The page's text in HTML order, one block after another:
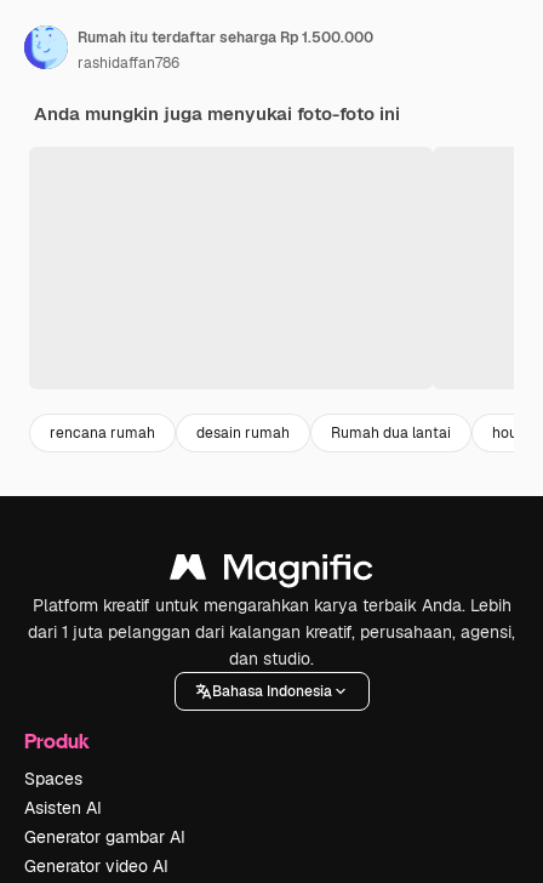
Rumah itu terdaftar seharga Rp 1.500.000
rashidaffan786
Anda mungkin juga menyukai foto-foto ini
rencana rumah desain rumah Rumah dua lantai house
Platform kreatif untuk mengarahkan karya terbaik Anda. Lebih
dari 1 juta pelanggan dari kalangan kreatif, perusahaan, agensi,
dan studio.
Bahasa Indonesia
Produk
Spaces
Asisten AI
Generator gambar AI
Generator video AI